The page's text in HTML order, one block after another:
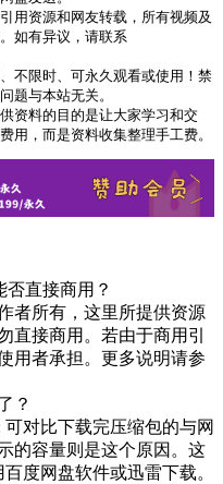
用资源和网友转载，所有视频及
如有异议，请联系
不限时、可永久观看或使用！禁
题与本站无关。
资料的目的是让大家学习和交
用，而是资料收集整理手工费。
直接商用？
者所有，这里所提供资源
直接商用。若由于商用引
用者承担。更多说明请参
？
对比下载完压缩包的与网
的容量则是这个原因。这
度网盘软件或迅雷下载。